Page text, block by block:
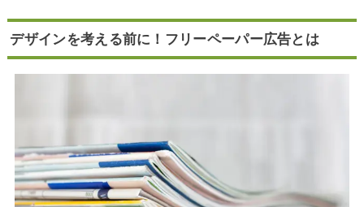
デザインを考える前に！フリーペーパー広告とは